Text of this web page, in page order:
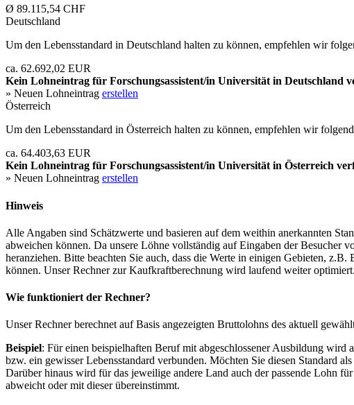
Ø 89.115,54 CHF
Deutschland
Um den Lebensstandard in Deutschland halten zu können, empfehlen wir
ca. 62.692,02 EUR
Kein Lohneintrag für Forschungsassistent/in Universitätin Deutschland
» Neuen Lohneintrag erstellen
Österreich
Um den Lebensstandard in Österreich halten zu können, empfehlen wir
ca. 64.403,63 EUR
Kein Lohneintrag für Forschungsassistent/in Universitätin Österreich
» Neuen Lohneintrag erstellen
Hinweis
Alle Angaben sind Schätzwerte und basieren auf dem weithin anerkannten
abweichen können. Da unsere Löhne vollständig auf Eingaben der Besucher
heranziehen. Bitte beachten Sie auch, dass die Werte in einigen Gebieten,
können. Unser Rechner zur Kaufkraftberechnung wird laufend weiter
Wie funktioniert der Rechner?
Unser Rechner berechnet auf Basis angezeigten Bruttolohns des aktuell
Beispiel: Für einen beispielhaften Beruf mit abgeschlossener Ausbildung
bzw. ein gewisser Lebensstandard verbunden. Möchten Sie diesen Standard
Darüber hinaus wird für das jeweilige andere Land auch der passende Lohn
abweicht oder mit dieser übereinstimmt.